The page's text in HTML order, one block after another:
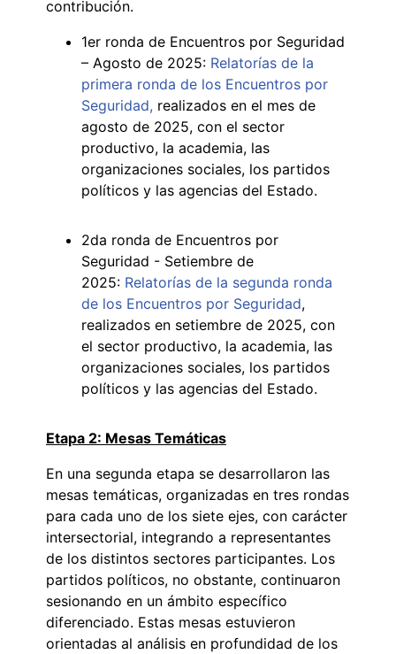
contribución.
1er ronda de Encuentros por Seguridad
– Agosto de 2025: Relatorías de la
primera ronda de los Encuentros por
Seguridad, realizados en el mes de
agosto de 2025, con el sector
productivo, la academia, las
organizaciones sociales, los partidos
políticos y las agencias del Estado.
2da ronda de Encuentros por
Seguridad - Setiembre de
2025: Relatorías de la segunda ronda
de los Encuentros por Seguridad,
realizados en setiembre de 2025, con
el sector productivo, la academia, las
organizaciones sociales, los partidos
políticos y las agencias del Estado.
Etapa 2: Mesas Temáticas
En una segunda etapa se desarrollaron las
mesas temáticas, organizadas en tres rondas
para cada uno de los siete ejes, con carácter
intersectorial, integrando a representantes
de los distintos sectores participantes. Los
partidos políticos, no obstante, continuaron
sesionando en un ámbito específico
diferenciado. Estas mesas estuvieron
orientadas al análisis en profundidad de los